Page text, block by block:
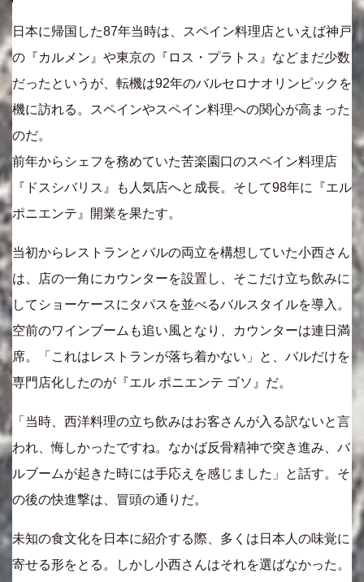
日本に帰国した87年当時は、スペイン料理店といえば神戸
の『カルメン』や東京の『ロス・プラトス』などまだ少数
だったというが、転機は92年のバルセロナオリンピックを
機に訪れる。スペインやスペイン料理への関心が高まった
のだ。
前年からシェフを務めていた苦楽園口のスペイン料理店
『ドスシバリス』も人気店へと成長。そして98年に『エル
ポニエンテ』開業を果たす。
当初からレストランとバルの両立を構想していた小西さん
は、店の一角にカウンターを設置し、そこだけ立ち飲みに
してショーケースにタパスを並べるバルスタイルを導入。
空前のワインブームも追い風となり、カウンターは連日満
席。「これはレストランが落ち着かない」と、バルだけを
専門店化したのが『エル ポニエンテ ゴソ』だ。
「当時、西洋料理の立ち飲みはお客さんが入る訳ないと言
われ、悔しかったですね。なかば反骨精神で突き進み、バ
ルブームが起きた時には手応えを感じました」と話す。そ
の後の快進撃は、冒頭の通りだ。
未知の食文化を日本に紹介する際、多くは日本人の味覚に
寄せる形をとる。しかし小西さんはそれを選ばなかった。